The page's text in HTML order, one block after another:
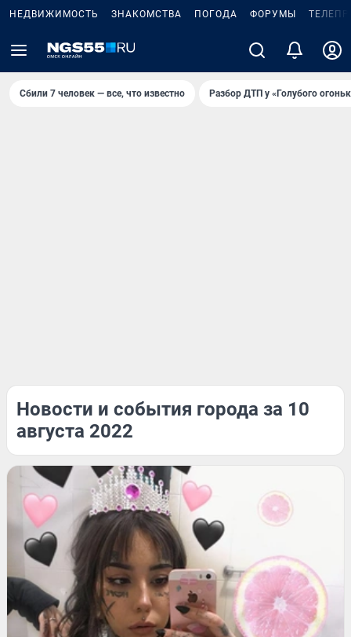
НЕДВИЖИМОСТЬ ЗНАКОМСТВА ПОГОДА ФОРУМЫ
Сбили 7 человек — все, что известно Разбор ДТП у «Голубого
Новости и события города за 10
августа 2022